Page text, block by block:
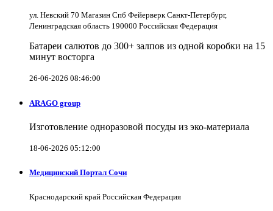
ул. Невский 70 Магазин Спб Фейерверк Санкт-Петербург,
Ленинградская область 190000 Российская Федерация
Батареи салютов до 300+ залпов из одной коробки на 15
минут восторга
26-06-2026 08:46:00
ARAGO group
Изготовление одноразовой посуды из эко-материала
18-06-2026 05:12:00
Медицинский Портал Сочи
Краснодарский край Российская Федерация